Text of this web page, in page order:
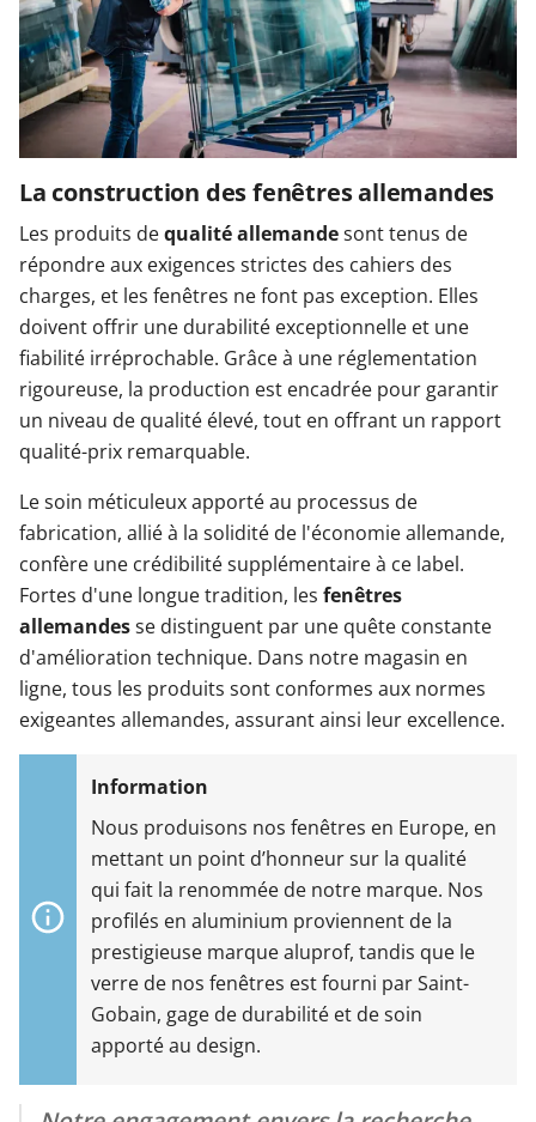
La construction des fenêtres allemandes
Les produits dequalité allemandesont tenus de
répondre aux exigences strictes des cahiers des
charges, et les fenêtres ne font pas exception. Elles
doivent offrir une durabilité exceptionnelle et une
fiabilité irréprochable. Grâce à une réglementation
rigoureuse, la production est encadrée pour garantir
un niveau de qualité élevé, tout en offrant un rapport
qualité-prix remarquable.
Le soin méticuleux apporté au processus de
fabrication, allié à la solidité de l'économie allemande,
confère une crédibilité supplémentaire à ce label.
Fortes d'une longue tradition, les fenêtres
allemandesse distinguent par une quête constante
d'amélioration technique. Dans notre magasin en
ligne, tous les produits sont conformes aux normes
exigeantes allemandes, assurant ainsi leur excellence.
Nous produisons nos fenêtres en Europe, en
mettant un point d’honneur sur la qualité
qui fait la renommée de notre marque. Nos
profilés en aluminium proviennent de la
prestigieuse marque aluprof, tandis que le
verre de nos fenêtres est fourni par Saint-
Gobain, gage de durabilité et de soin
apporté au design.